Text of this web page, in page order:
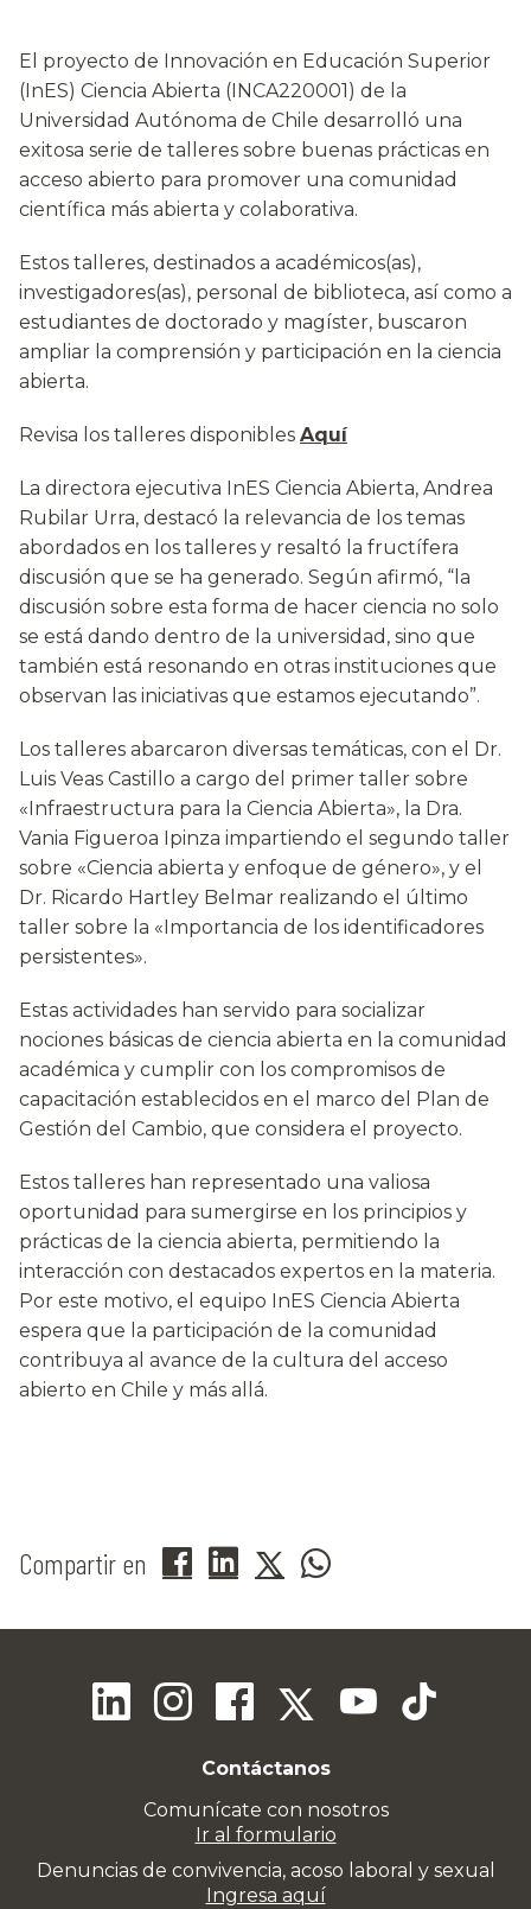
El proyecto de Innovación en Educación Superior
(InES) Ciencia Abierta (INCA220001) de la
Universidad Autónoma de Chile desarrolló una
exitosa serie de talleres sobre buenas prácticas en
acceso abierto para promover una comunidad
científica más abierta y colaborativa.
Estos talleres, destinados a académicos(as),
investigadores(as), personal de biblioteca, así como a
estudiantes de doctorado y magíster, buscaron
ampliar la comprensión y participación en la ciencia
abierta.
Revisa los talleres disponibles Aquí
La directora ejecutiva InES Ciencia Abierta, Andrea
Rubilar Urra, destacó la relevancia de los temas
abordados en los talleres y resaltó la fructífera
discusión que se ha generado. Según afirmó, “la
discusión sobre esta forma de hacer ciencia no solo
se está dando dentro de la universidad, sino que
también está resonando en otras instituciones que
observan las iniciativas que estamos ejecutando”.
Los talleres abarcaron diversas temáticas, con el Dr.
Luis Veas Castillo a cargo del primer taller sobre
«Infraestructura para la Ciencia Abierta», la Dra.
Vania Figueroa Ipinza impartiendo el segundo taller
sobre «Ciencia abierta y enfoque de género», y el
Dr. Ricardo Hartley Belmar realizando el último
taller sobre la «Importancia de los identificadores
persistentes».
Estas actividades han servido para socializar
nociones básicas de ciencia abierta en la comunidad
académica y cumplir con los compromisos de
capacitación establecidos en el marco del Plan de
Gestión del Cambio, que considera el proyecto.
Estos talleres han representado una valiosa
oportunidad para sumergirse en los principios y
prácticas de la ciencia abierta, permitiendo la
interacción con destacados expertos en la materia.
Por este motivo, el equipo InES Ciencia Abierta
espera que la participación de la comunidad
contribuya al avance de la cultura del acceso
abierto en Chile y más allá.
Compartir en
Contáctanos
Comunícate con nosotros
Ir al formulario
Denuncias de convivencia, acoso laboral y sexual
Ingresa aquí